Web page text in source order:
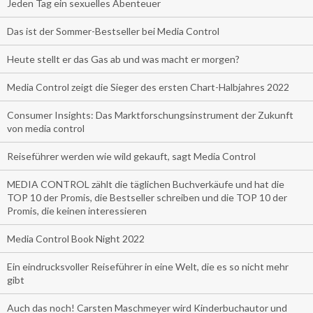
Jeden Tag ein sexuelles Abenteuer
Das ist der Sommer-Bestseller bei Media Control
Heute stellt er das Gas ab und was macht er morgen?
Media Control zeigt die Sieger des ersten Chart-Halbjahres 2022
Consumer Insights: Das Marktforschungsinstrument der Zukunft
von media control
Reiseführer werden wie wild gekauft, sagt Media Control
MEDIA CONTROL zählt die täglichen Buchverkäufe und hat die
TOP 10 der Promis, die Bestseller schreiben und die TOP 10 der
Promis, die keinen interessieren
Media Control Book Night 2022
Ein eindrucksvoller Reiseführer in eine Welt, die es so nicht mehr
gibt
Auch das noch! Carsten Maschmeyer wird Kinderbuchautor und